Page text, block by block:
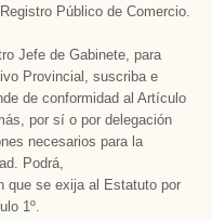
Público de Comercio.
Jefe de Gabinete, para
Provincial, suscriba e
de conformidad al Artículo
por sí o por delegación
necesarios para la
Podrá,
que se exija al Estatuto por
1º.